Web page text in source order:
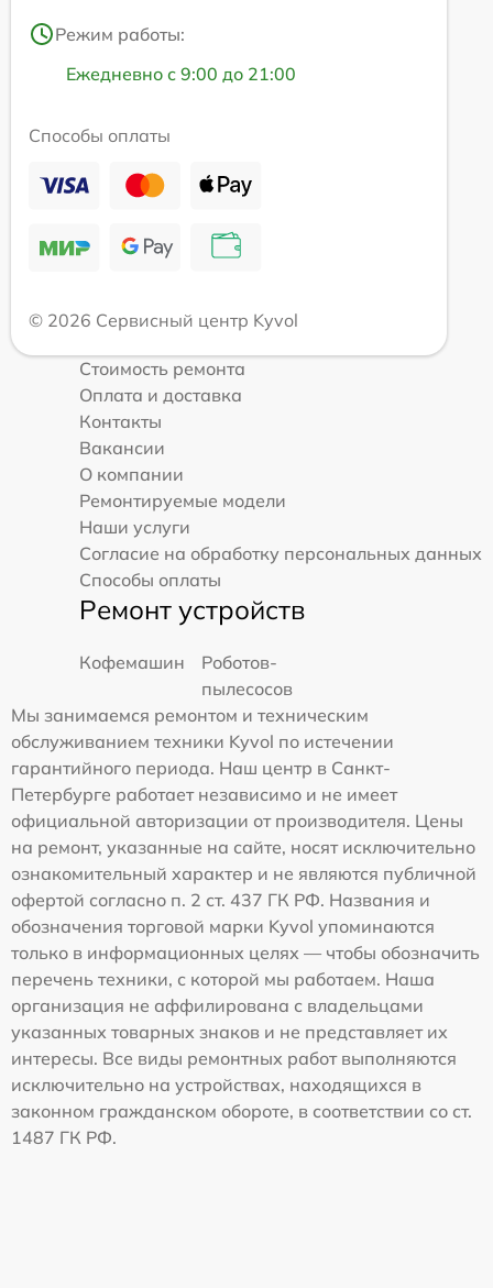
Режим работы:
Ежедневно с 9:00 до 21:00
Способы оплаты
© 2026 Сервисный центр Kyvol
Стоимость ремонта
Оплата и доставка
Контакты
Вакансии
О компании
Ремонтируемые модели
Наши услуги
Согласие на обработку персональных данных
Способы оплаты
Ремонт устройств
Кофемашин
Роботов-
пылесосов
Мы занимаемся ремонтом и техническим
обслуживанием техники Kyvol по истечении
гарантийного периода. Наш центр в Санкт-
Петербурге работает независимо и не имеет
официальной авторизации от производителя. Цены
на ремонт, указанные на сайте, носят исключительно
ознакомительный характер и не являются публичной
офертой согласно п. 2 ст. 437 ГК РФ. Названия и
обозначения торговой марки Kyvol упоминаются
только в информационных целях — чтобы обозначить
перечень техники, с которой мы работаем. Наша
организация не аффилирована с владельцами
указанных товарных знаков и не представляет их
интересы. Все виды ремонтных работ выполняются
исключительно на устройствах, находящихся в
законном гражданском обороте, в соответствии со ст.
1487 ГК РФ.